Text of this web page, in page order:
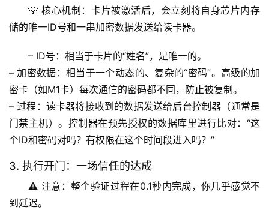
💡 核心机制 ：卡片被激活后，会立刻将自身芯片内存
储的唯一ID号和一串加密数据发送给读卡器。
– ID号 ：相当于卡片的“姓名”，是唯一的。
– 加密数据 ：相当于一个动态的、复杂的“密码”。高级的加
密卡（如M1卡）每次通信的密码都不同，防止被复制。
– 过程 ：读卡器将接收到的数据发送给后台控制器（通常是
门禁主机）。控制器在预先授权的数据库里进行比对：“这
个ID和密码对吗？有权限在这个时间段进入吗？”
3. 执行开门：一场信任的达成
⚠️ 注意 ：整个验证过程在0.1秒内完成，你几乎感觉不
到延迟。